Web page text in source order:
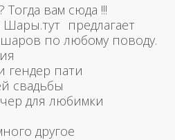
вам сюда !!!
Шары.тут предлагает
по любому поводу.
пати
свадьбы
для любимки
другое